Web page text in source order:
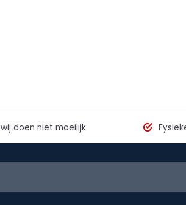
wij doen niet moeilijk